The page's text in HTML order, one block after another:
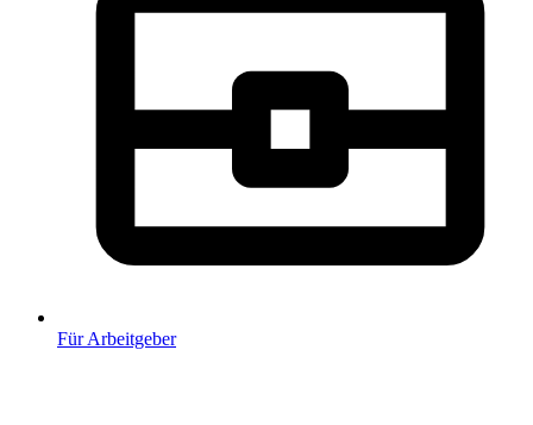
Für Arbeitgeber